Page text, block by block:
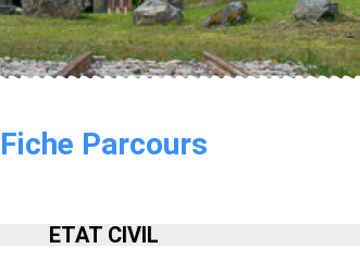
Fiche Parcours
ETAT CIVIL